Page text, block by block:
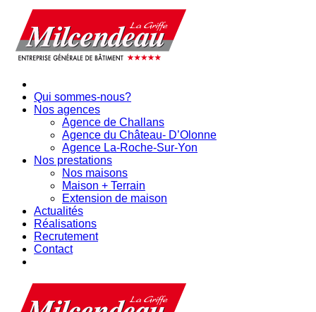
Qui sommes-nous?
Nos agences
Agence de Challans
Agence du Château- D’Olonne
Agence La-Roche-Sur-Yon
Nos prestations
Nos maisons
Maison + Terrain
Extension de maison
Actualités
Réalisations
Recrutement
Contact